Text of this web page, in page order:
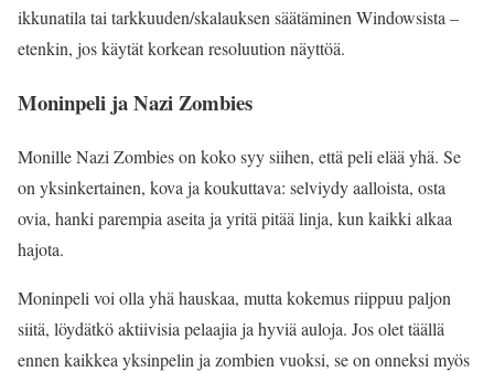
ikkunatila tai tarkkuuden/skalauksen säätäminen Windowsista –
etenkin, jos käytät korkean resoluution näyttöä.
Moninpeli ja Nazi Zombies
Monille Nazi Zombies on koko syy siihen, että peli elää yhä. Se
on yksinkertainen, kova ja koukuttava: selviydy aalloista, osta
ovia, hanki parempia aseita ja yritä pitää linja, kun kaikki alkaa
hajota.
Moninpeli voi olla yhä hauskaa, mutta kokemus riippuu paljon
siitä, löydätkö aktiivisia pelaajia ja hyviä auloja. Jos olet täällä
ennen kaikkea yksinpelin ja zombien vuoksi, se on onneksi myös